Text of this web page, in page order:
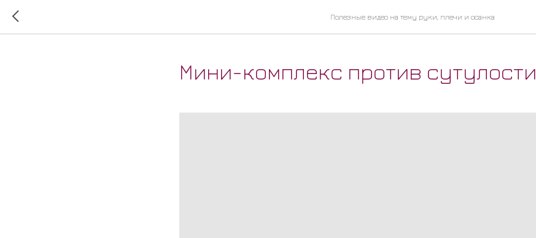
Полезные видео на тему руки, плечи и осанка
Мини-комплекс против сутулости